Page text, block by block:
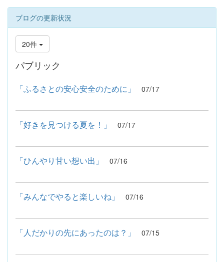
ブログの更新状況
20件
パブリック
「ふるさとの安心安全のために」 07/17
「好きを見つける夏を！」 07/17
「ひんやり甘い想い出」 07/16
「みんなでやると楽しいね」 07/16
「人だかりの先にあったのは？」 07/15